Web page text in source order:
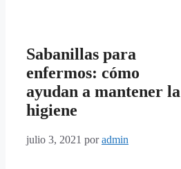
Sabanillas para
enfermos: cómo
ayudan a mantener la
higiene
julio 3, 2021 poradmin